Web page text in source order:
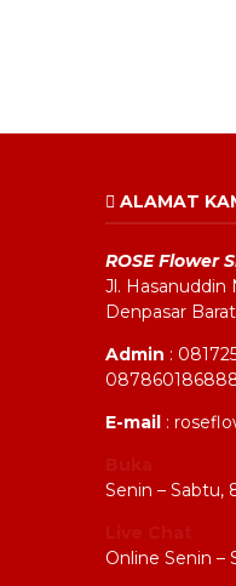
ALAMAT
ROSE Flower
Jl. Hasanuddin
Denpasar
Admin :
E-mail :
Senin – Sabtu,
Online Senin –